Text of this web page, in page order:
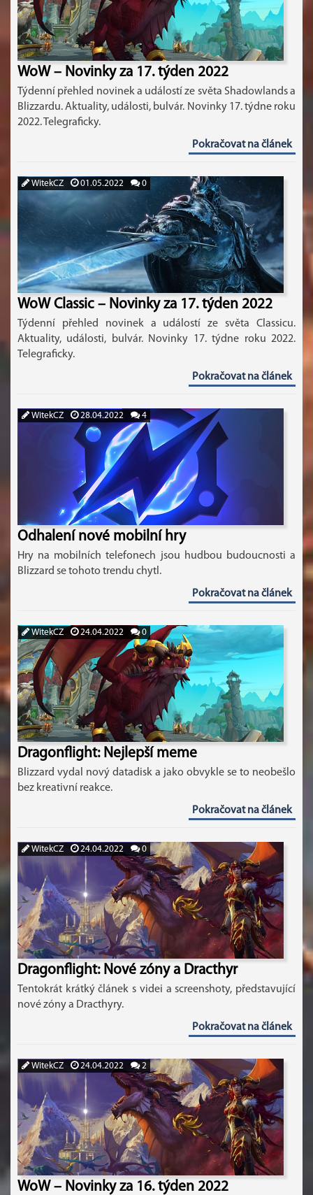
WoW – Novinky za 17. týden 2022
Týdenní přehled novinek a událostí ze světa Shadowlands a
Blizzardu. Aktuality, události, bulvár. Novinky 17. týdne roku
2022. Telegraficky.
Pokračovat na článek
WitekCZ 01.05.2022 0
WoW Classic – Novinky za 17. týden 2022
Týdenní přehled novinek a událostí ze světa Classicu.
Aktuality, události, bulvár. Novinky 17. týdne roku 2022.
Telegraficky.
Pokračovat na článek
WitekCZ 28.04.2022 4
Odhalení nové mobilní hry
Hry na mobilních telefonech jsou hudbou budoucnosti a
Blizzard se tohoto trendu chytl.
Pokračovat na článek
WitekCZ 24.04.2022 0
Dragonflight: Nejlepší meme
Blizzard vydal nový datadisk a jako obvykle se to neobešlo
bez kreativní reakce.
Pokračovat na článek
WitekCZ 24.04.2022 0
Dragonflight: Nové zóny a Dracthyr
Tentokrát krátký článek s videi a screenshoty, představující
nové zóny a Dracthyry.
Pokračovat na článek
WitekCZ 24.04.2022 2
WoW – Novinky za 16. týden 2022